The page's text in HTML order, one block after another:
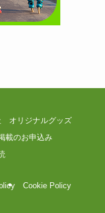
オリジナルグッズ
載のお申込み
Cookie Policy